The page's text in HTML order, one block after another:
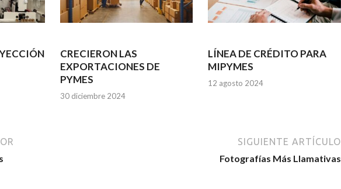
CRECIERON LAS
EXPORTACIONES DE
PYMES
30 diciembre 2024
LÍNEA DE CRÉDITO PARA
MIPYMES
12 agosto 2024
SIGUIENTE ARTÍCULO
Fotografías Más Llamativas